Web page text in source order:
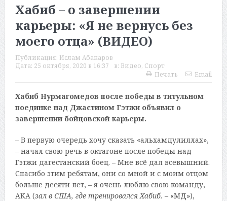
Хабиб – о завершении
карьеры: «Я не вернусь без
моего отца» (ВИДЕО)
Публикация: Ислам Абакаров
Дата: 25 октября, 2020 в 16:37 в: Видео, Спорт
Печать
Email
Хабиб Нурмагомедов после победы в титульном
поединке над Джастином Гэтжи объявил о
завершении бойцовской карьеры.
– В первую очередь хочу сказать «альхамдулиллах»,
– начал свою речь в октагоне после победы над
Гэтжи дагестанский боец. – Мне всё дал всевышний.
Спасибо этим ребятам, они со мной и с моим отцом
больше десяти лет, – я очень люблю свою команду,
AKA (зал в США, где тренировался Хабиб. – «МД»),